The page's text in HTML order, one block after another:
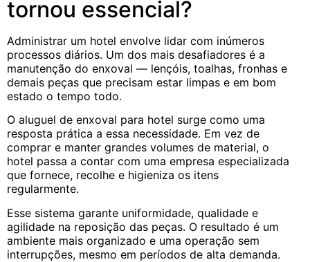
tornou essencial?
Administrar um hotel envolve lidar com inúmeros
processos diários. Um dos mais desafiadores é a
manutenção do enxoval — lençóis, toalhas, fronhas e
demais peças que precisam estar limpas e em bom
estado o tempo todo.
O aluguel de enxoval para hotel surge como uma
resposta prática a essa necessidade. Em vez de
comprar e manter grandes volumes de material, o
hotel passa a contar com uma empresa especializada
que fornece, recolhe e higieniza os itens
regularmente.
Esse sistema garante uniformidade, qualidade e
agilidade na reposição das peças. O resultado é um
ambiente mais organizado e uma operação sem
interrupções, mesmo em períodos de alta demanda.